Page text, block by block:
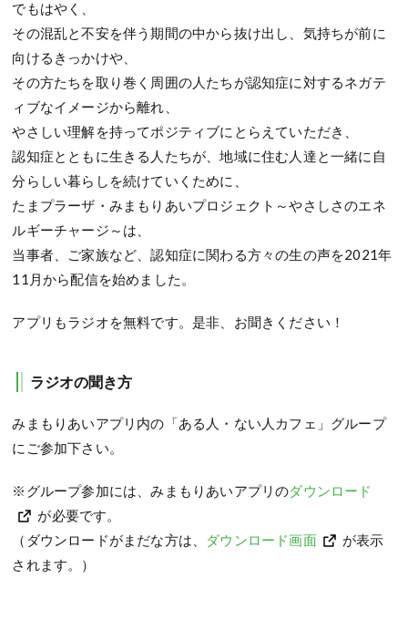
でもはやく、
その混乱と不安を伴う期間の中から抜け出し、気持ちが前に
向けるきっかけや、
その方たちを取り巻く周囲の人たちが認知症に対するネガテ
ィブなイメージから離れ、
やさしい理解を持ってポジティブにとらえていただき、
認知症とともに生きる人たちが、地域に住む人達と一緒に自
分らしい暮らしを続けていくために、
たまプラーザ・みまもりあいプロジェクト～やさしさのエネ
ルギーチャージ～は、
当事者、ご家族など、認知症に関わる方々の生の声を2021年
11月から配信を始めました。
アプリもラジオを無料です。是非、お聞きください！
ラジオの聞き方
みまもりあいアプリ内の「ある人・ない人カフェ」グループ
にご参加下さい。
※グループ参加には、みまもりあいアプリのダウンロード
が必要です。
（ダウンロードがまだな方は、 ダウンロード画面
が表示
されます。）